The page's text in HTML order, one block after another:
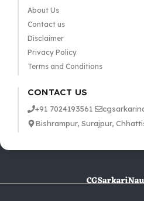
About Us
Contact us
Disclaimer
Privacy Policy
Terms and Conditions
CONTACT US
+91 7024193561
Bishrampur, Surajpur,